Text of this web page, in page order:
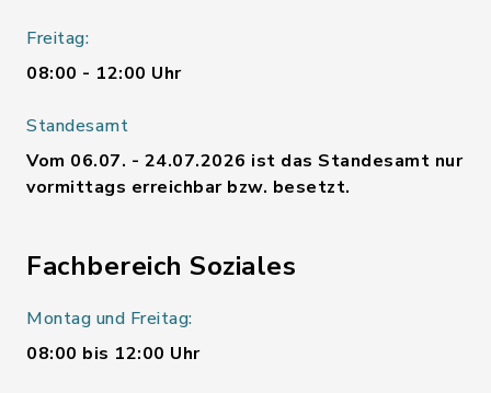
Freitag:
08:00 - 12:00 Uhr
Standesamt
Vom 06.07. - 24.07.2026 ist das Standesamt nur
vormittags erreichbar bzw. besetzt.
Fachbereich Soziales
Montag und Freitag:
08:00 bis 12:00 Uhr